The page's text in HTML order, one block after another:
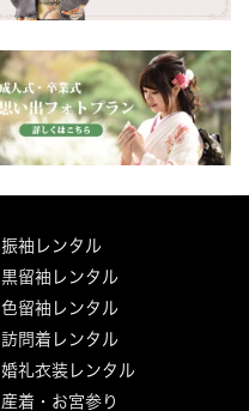
振袖レンタル
黒留袖レンタル
色留袖レンタル
訪問着レンタル
婚礼衣装レンタル
産着・お宮参り